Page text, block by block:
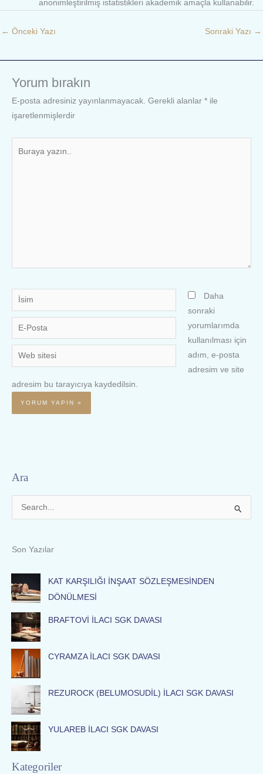
anonimleştirilmiş istatistikleri akademik amaçla kullanabilir.
← Önceki Yazı Sonraki Yazı →
Yorum bırakın
E-posta adresiniz yayınlanmayacak. Gerekli alanlar * ile
işaretlenmişlerdir
İsim
E-
Posta
Web
sitesi
Daha
sonraki
yorumlarımda
kullanılması için
adım, e-posta
adresim ve site
adresim bu tarayıcıya kaydedilsin.
Ara
c
h
f
o
r
:
Son Yazılar
KAT KARŞILIĞI İNŞAAT SÖZLEŞMESİNDEN
DÖNÜLMESİ
BRAFTOVİ İLACI SGK DAVASI
CYRAMZA İLACI SGK DAVASI
REZUROCK (BELUMOSUDİL) İLACI SGK DAVASI
YULAREB İLACI SGK DAVASI
Kategoriler